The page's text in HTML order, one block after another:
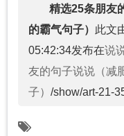
精选25条朋友
的霸气句子） 此文
05:42:34发布在说
友的句子说说（减
子） /show/art-21-